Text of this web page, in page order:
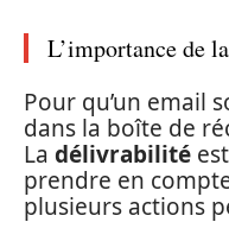
L’importance de
Pour qu’un email
dans la boîte de
La délivrabilité
prendre en
plusieurs actions